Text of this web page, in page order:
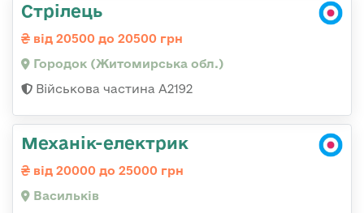
Стрілець
від 20500 до 20500 грн
Городок (Житомирська обл.)
Військова частина А2192
Механік-електрик
від 20000 до 25000 грн
Васильків